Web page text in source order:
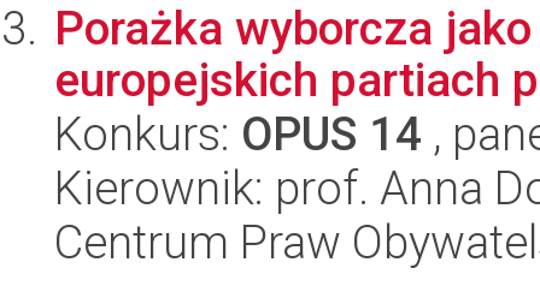
Porażka wyborcza
europejskich partiach
Konkurs: OPUS 14 ,
Kierownik: prof. Anna
Centrum Praw